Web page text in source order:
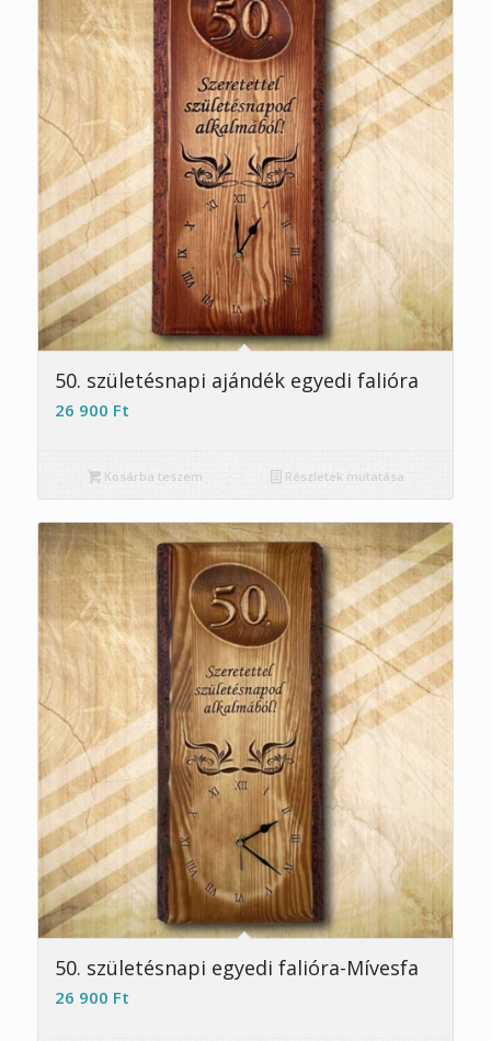
5.00
50. születésnapi ajándék egyedi falióra
26 900 Ft
Kosárba teszem Részletek mutatása
5.00
50. születésnapi egyedi falióra-Mívesfa
26 900 Ft